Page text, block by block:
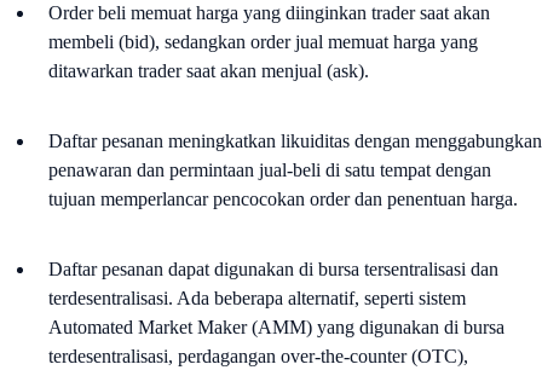
Order beli memuat harga yang diinginkan trader saat akan
membeli (bid), sedangkan order jual memuat harga yang
ditawarkan trader saat akan menjual (ask).
Daftar pesanan meningkatkan likuiditas dengan menggabungkan
penawaran dan permintaan jual-beli di satu tempat dengan
tujuan memperlancar pencocokan order dan penentuan harga.
Daftar pesanan dapat digunakan di bursa tersentralisasi dan
terdesentralisasi. Ada beberapa alternatif, seperti sistem
Automated Market Maker (AMM) yang digunakan di bursa
terdesentralisasi, perdagangan over-the-counter (OTC),